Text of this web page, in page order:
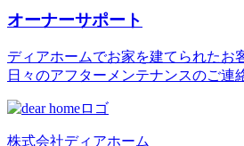
オーナーサポート
ディアホームでお家を建てられたお
日々のアフターメンテナンスのご連
株式会社ディアホーム